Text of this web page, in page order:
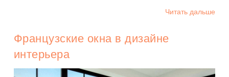
Читать дальше
Французские окна в дизайне
интерьера